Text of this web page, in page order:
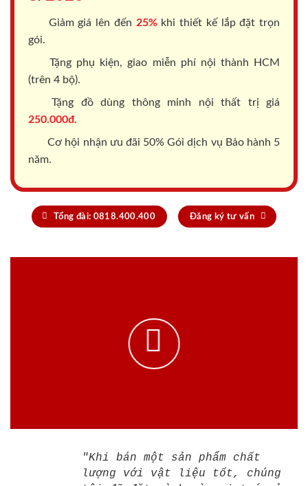
Giảm giá lên đến 25%khi thiết kế lắp đặt trọn
gói.
Tặng phụ kiện, giao miễn phí nội thành HCM
(trên 4 bộ).
Tặng đồ dùng thông minh nội thất trị giá
250.000đ.
Cơ hội nhận ưu đãi 50% Gói dịch vụ Bảo hành 5
năm.
Tổng đài: 0818.400.400 Đăng ký tư vấn
"Khi bán một sản phẩm chất
lượng với vật liệu tốt, chúng